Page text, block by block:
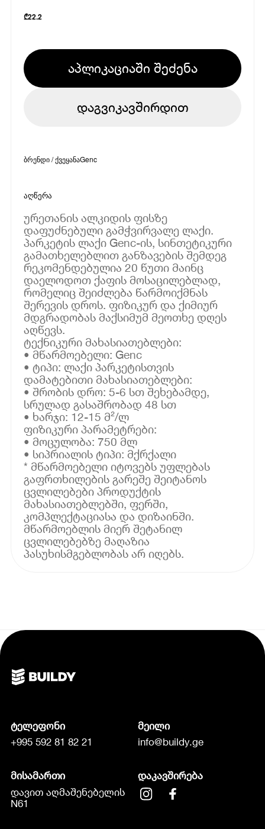
₾22.2
აპლიკაციაში შეძენა
დაგვიკავშირდით
ბრენდი / ქვეყანაGenc
აღწერა
ურეთანის ალკიდის ფისზე
დაფუძნებული გამჭვირვალე ლაქი.
პარკეტის ლაქი Genc-ის, სინთეტიკური
გამათხელებლით განზავების შემდეგ
რეკომენდებულია 20 წუთი მაინც
დაელოდოთ ქაფის მოსაცილებლად,
რომელიც შეიძლება წარმოიქმნას
შერევის დროს. ფიზიკურ და ქიმიურ
მდგრადობას მაქსიმუმ მეოთხე დღეს
აღწევს.
ტექნიკური მახასიათებლები:
• მწარმოებელი: Genc
• ტიპი: ლაქი პარკეტისთვის
დამატებითი მახასიათებლები:
• შრობის დრო: 5-6 სთ შეხებამდე,
სრულად გასაშრობად 48 სთ
• ხარჯი: 12-15 მ²/ლ
ფიზიკური პარამეტრები:
• მოცულობა: 750 მლ
• სიპრიალის ტიპი: მქრქალი
* მწარმოებელი იტოვებს უფლებას
გაფრთხილების გარეშე შეიტანოს
ცვლილებები პროდუქტის
მახასიათებლებში, ფერში,
კომპლექტაციასა და დიზაინში.
მწარმოებლის მიერ შეტანილ
ცვლილებებზე მაღაზია
პასუხისმგებლობას არ იღებს.
ტელეფონი
+995 592 81 82 21
მეილი
info@buildy.ge
მისამართი
დავით აღმაშენებელის
N61
დაკავშირება